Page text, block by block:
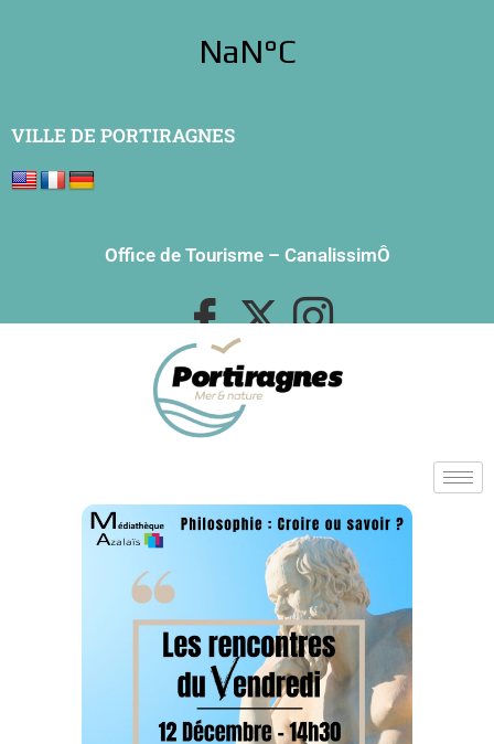
VILLE DE PORTIRAGNES
Office de Tourisme– CanalissimÔ